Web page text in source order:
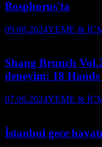
Bosphorus'ta
09.08.2024YEME &
Shang Brunch
deneyim: 18
07.06.2024YEME &
İstanbul gece